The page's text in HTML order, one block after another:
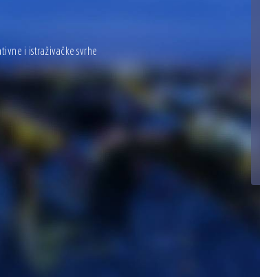
i istraživačke svrhe